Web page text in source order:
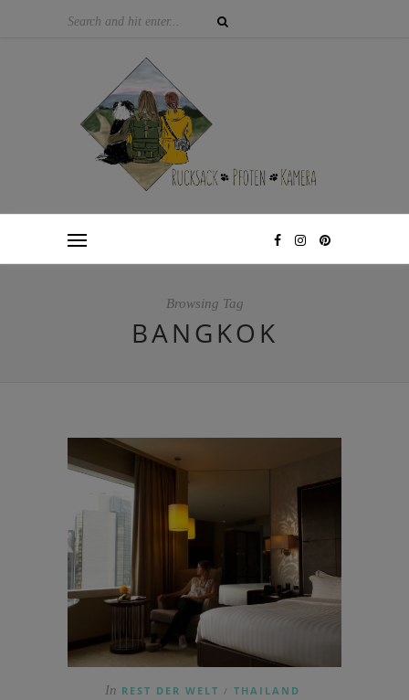
Browsing Tag
BANGKOK
In REST DER WELT / THAILAND